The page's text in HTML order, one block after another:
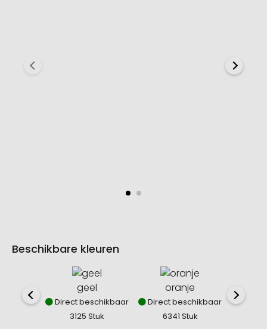
Beschikbare kleuren
geel
Direct beschikbaar
3125 Stuk
oranje
Direct beschikbaar
6341 Stuk
Direct